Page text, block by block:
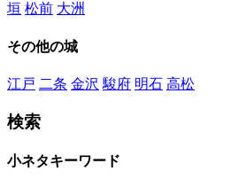
垣 松前 大洲
その他の城
江戸 二条 金沢 駿府 明石 高松
検索
小ネタキーワード